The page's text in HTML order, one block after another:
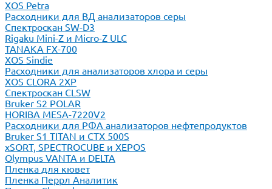
XOS Petra
Расходники для ВД анализаторов серы
Спектроскан SW-D3
Rigaku Mini-Z и Micro-Z ULC
TANAKA FX-700
XOS Sindie
Расходники для анализаторов хлора и серы
XOS CLORA 2XP
Спектроскан CLSW
Bruker S2 POLAR
HORIBA MESA-7220V2
Расходники для РФА анализаторов нефтепродуктов
Bruker S1 TITAN и CTX 500S
xSORT, SPECTROCUBE и XEPOS
Olympus VANTA и DELTA
Пленка для кювет
Пленка Перрл Аналитик